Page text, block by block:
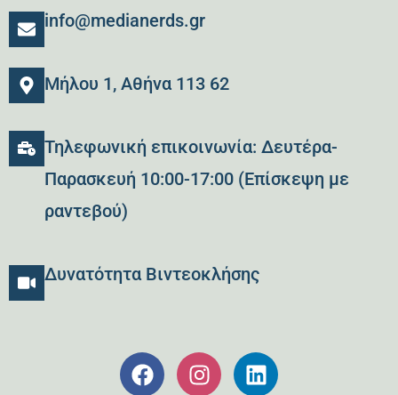
info@medianerds.gr
Μήλου 1, Αθήνα 113 62
Τηλεφωνική επικοινωνία: Δευτέρα-
Παρασκευή 10:00-17:00 (Επίσκεψη με
ραντεβού)
Δυνατότητα Βιντεοκλήσης